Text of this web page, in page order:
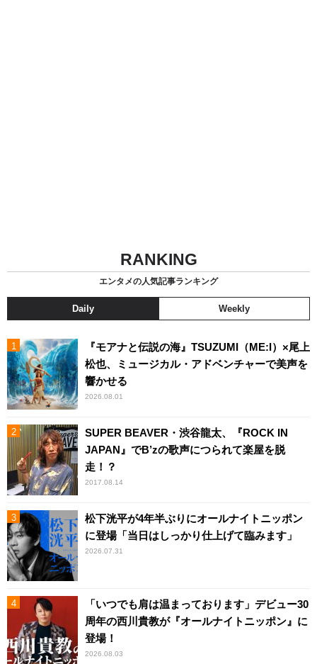
RANKING
エンタメの人気記事ランキング
Daily Weekly
『モアナと伝説の海』TSUZUMI（ME:I）×尾上
松也、ミュージカル・アドベンチャーで美声を
響かせる
2026.08.01
SUPER BEAVER・渋谷龍太、『ROCK IN
JAPAN』でB’zの歌声につられて楽屋を脱
走！？
2017.08.14
松下洸平が4年半ぶりにオールナイトニッポン
に登場「当日はしっかり仕上げて臨みます」
2026.07.31
「いつでも肩は温まっております」デビュー30
周年の西川貴教が『オールナイトニッポン』に
登場！
2026.08.03